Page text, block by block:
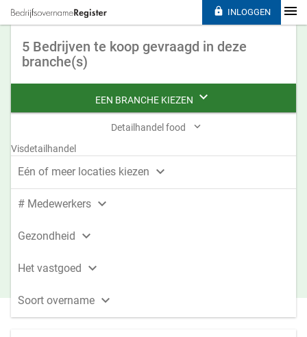
5 Bedrijven te koop gevraagd in deze
branche(s)
EEN BRANCHE KIEZEN 
Detailhandel food 
Visdetailhandel
Eén of meer locaties kiezen 
# Medewerkers 
Gezondheid 
Het vastgoed 
Soort overname 
 INLOGGEN